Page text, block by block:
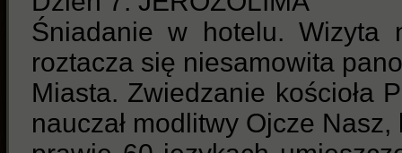
Śniadanie w hotelu. Wizyta
roztacza się niesamowita
Miasta. Zwiedzanie kościoła
nauczał modlitwy Ojcze